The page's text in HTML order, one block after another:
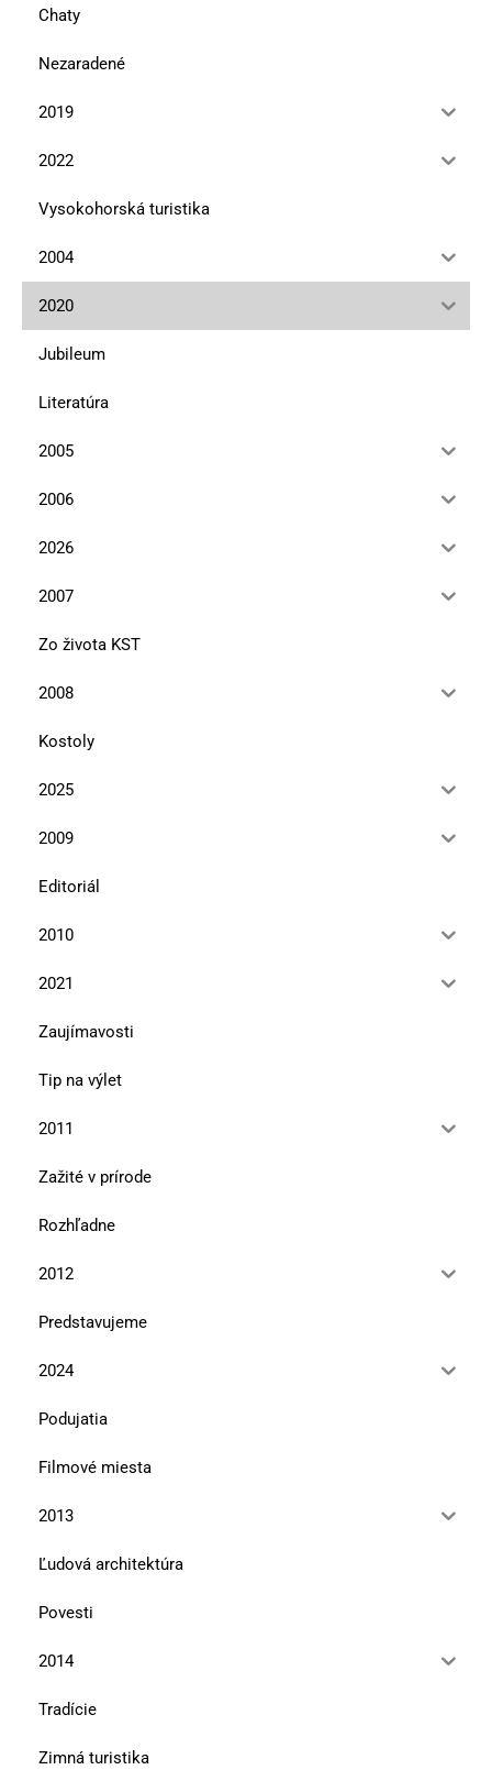
Chaty
Nezaradené
2019
2022
Vysokohorská turistika
2004
2020
Jubileum
Literatúra
2005
2006
2026
2007
Zo života KST
2008
Kostoly
2025
2009
Editoriál
2010
2021
Zaujímavosti
Tip na výlet
2011
Zažité v prírode
Rozhľadne
2012
Predstavujeme
2024
Podujatia
Filmové miesta
2013
Ľudová architektúra
Povesti
2014
Tradície
Zimná turistika